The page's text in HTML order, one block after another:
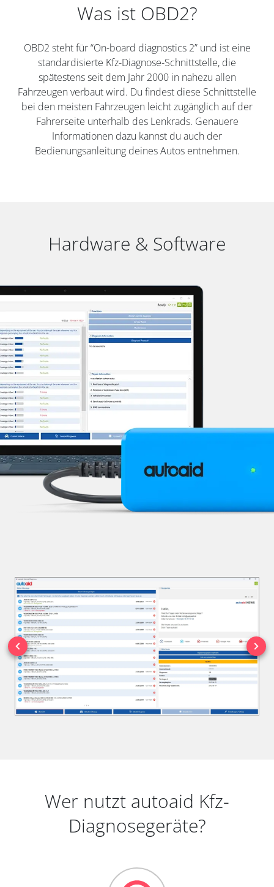
Was ist OBD2?
OBD2 steht für “On-board diagnostics 2” und ist eine
standardisierte Kfz-Diagnose-Schnittstelle, die
spätestens seit dem Jahr 2000 in nahezu allen
Fahrzeugen verbaut wird. Du findest diese Schnittstelle
bei den meisten Fahrzeugen leicht zugänglich auf der
Fahrerseite unterhalb des Lenkrads. Genauere
Informationen dazu kannst du auch der
Bedienungsanleitung deines Autos entnehmen.
Hardware & Software
Wer nutzt autoaid Kfz-
Diagnosegeräte?